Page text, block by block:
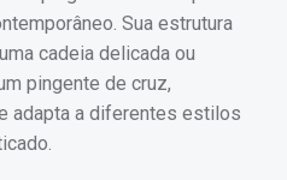
Sua estrutura
cadeia delicada ou
pingente de cruz,
adapta a diferentes estilos